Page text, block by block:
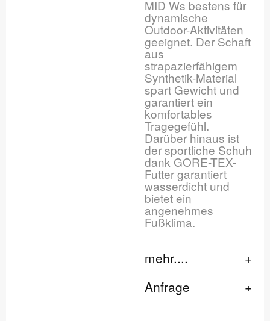
MID Ws bestens für
dynamische
Outdoor-Aktivitäten
geeignet. Der Schaft
aus
strapazierfähigem
Synthetik-Material
spart Gewicht und
garantiert ein
komfortables
Tragegefühl.
Darüber hinaus ist
der sportliche Schuh
dank GORE-TEX-
Futter garantiert
wasserdicht und
bietet ein
angenehmes
Fußklima.
mehr....
Anfrage